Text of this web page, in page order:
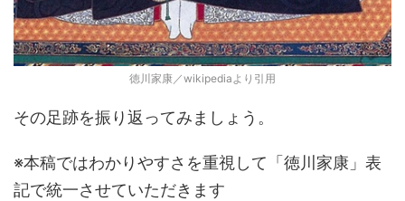
徳川家康／wikipediaより引用
その足跡を振り返ってみましょう。
※本稿ではわかりやすさを重視して「徳川家康」表
記で統一させていただきます